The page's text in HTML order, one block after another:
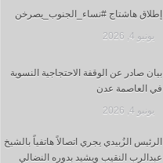
إطلاق هاشتاج #نساء_الجنوب_يصرخن
يونيو 4, 2026
بيان صادر عن الوقفة الاحتجاجية النسوية
في العاصمة عدن
يونيو 4, 2026
الرئيس الزُبيدي يجري اتصالاً هاتفياً بالشيخ
عبدالرب النقيب ويشيد بدوره النضالي